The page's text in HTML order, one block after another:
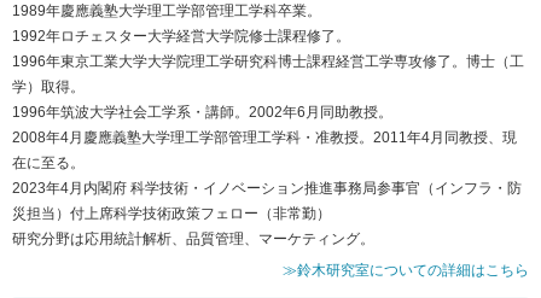
1989年慶應義塾大学理工学部管理工学科卒業。
1992年ロチェスター大学経営大学院修士課程修了。
1996年東京工業大学大学院理工学研究科博士課程経営工学専攻修了。博士（工
学）取得。
1996年筑波大学社会工学系・講師。2002年6月同助教授。
2008年4月慶應義塾大学理工学部管理工学科・准教授。2011年4月同教授、現
在に至る。
2023年4月内閣府 科学技術・イノベーション推進事務局参事官（インフラ・防
災担当）付上席科学技術政策フェロー（非常勤）
研究分野は応用統計解析、品質管理、マーケティング。
≫鈴木研究室についての詳細はこちら